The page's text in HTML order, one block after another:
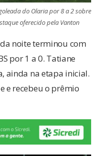
do Olaria por 8 a 2 sobre
oferecido pela Vanton
noite terminou com
por 1 a 0. Tatiane
ainda na etapa inicial.
e recebeu o prêmio